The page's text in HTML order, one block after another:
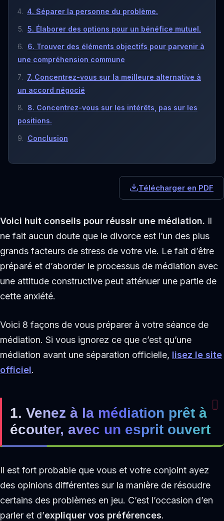
4. Séparer la personne du problème.
5. Élaborer des options pour un bénéfice mutuel.
6. Trouver des éléments objectifs pour parvenir à
une compréhension commune
7. Concentrez-vous sur la meilleure alternative à
un accord négocié
8. Concentrez-vous sur les intérêts, pas sur les
positions.
Conclusion
Télécharger en PDF
Voici huit conseils pour réussir une médiation. Il
ne fait aucun doute que le divorce est l’un des plus
grands facteurs de stress de votre vie. Le fait d’être
préparé et d’aborder le processus de médiation avec
une attitude constructive peut atténuer une partie de
cette anxiété.
Voici 8 façons de vous préparer à votre séance de
médiation. Si vous ignorez ce que c’est qu’une
médiation avant une séparation officielle, lisez le site
officiel.
1. Venez à la médiation prêt à
écouter, avec un esprit ouvert
Il est fort probable que vous et votre conjoint ayez
des opinions différentes sur la manière de résoudre
certains des problèmes en jeu. C’est l’occasion d’en
parler et d’expliquer vos préférences.